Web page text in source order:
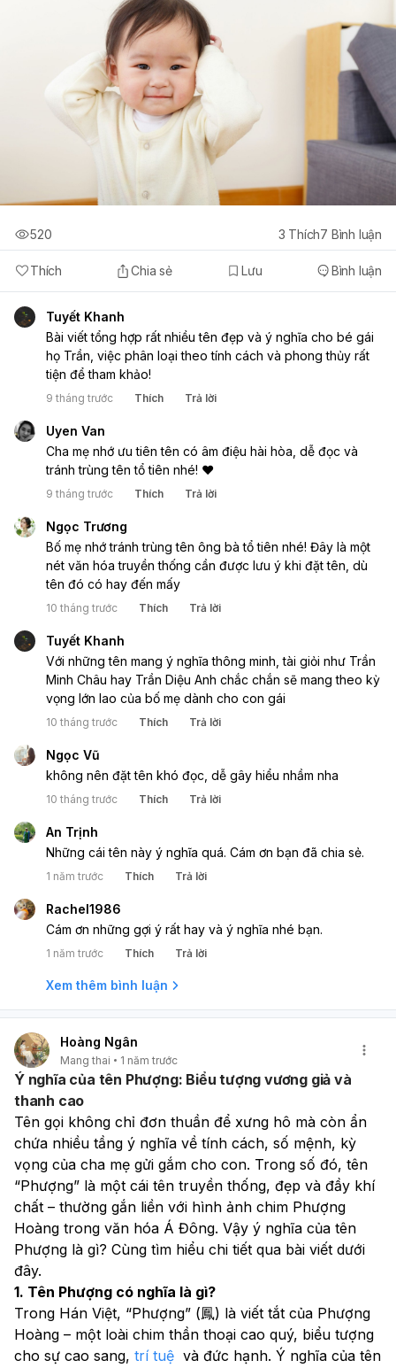
Thích Chia sẻ Lưu Bình luận
520 3 Thích7 Bình luận
Tuyết Khanh
Bài viết tổng hợp rất nhiều tên đẹp và ý nghĩa cho bé gái
họ Trần, việc phân loại theo tính cách và phong thủy rất
tiện để tham khảo!
9 tháng trước Thích Trả lời
Uyen Van
Cha mẹ nhớ ưu tiên tên có âm điệu hài hòa, dễ đọc và
tránh trùng tên tổ tiên nhé! ❤️
9 tháng trước Thích Trả lời
Ngọc Trương
Bố mẹ nhớ tránh trùng tên ông bà tổ tiên nhé! Đây là một
nét văn hóa truyền thống cần được lưu ý khi đặt tên, dù
tên đó có hay đến mấy
10 tháng trước Thích Trả lời
Tuyết Khanh
Với những tên mang ý nghĩa thông minh, tài giỏi như Trần
Minh Châu hay Trần Diệu Anh chắc chắn sẽ mang theo kỳ
vọng lớn lao của bố mẹ dành cho con gái
10 tháng trước Thích Trả lời
Ngọc Vũ
không nên đặt tên khó đọc, dễ gây hiểu nhầm nha
10 tháng trước Thích Trả lời
An Trịnh
Những cái tên này ý nghĩa quá. Cám ơn bạn đã chia sẻ.
1 năm trước Thích Trả lời
Rachel1986
Cám ơn những gợi ý rất hay và ý nghĩa nhé bạn.
1 năm trước Thích Trả lời
Xem thêm bình luận
Hoàng Ngân
Mang thai 1 năm trước
Ý nghĩa của tên Phượng: Biểu tượng vương giả và
thanh cao
Tên gọi không chỉ đơn thuần để xưng hô mà còn ẩn
chứa nhiều tầng ý nghĩa về tính cách, số mệnh, kỳ
vọng của cha mẹ gửi gắm cho con. Trong số đó, tên
“Phượng” là một cái tên truyền thống, đẹp và đầy khí
chất – thường gắn liền với hình ảnh chim Phượng
Hoàng trong văn hóa Á Đông. Vậy ý nghĩa của tên
Phượng là gì? Cùng tìm hiểu chi tiết qua bài viết dưới
đây.
1. Tên Phượng có nghĩa là gì?
Trong Hán Việt, “Phượng” (鳳) là viết tắt của Phượng
Hoàng – một loài chim thần thoại cao quý, biểu tượng
cho sự cao sang, trí tuệ
  và đức hạnh. Ý nghĩa của tên